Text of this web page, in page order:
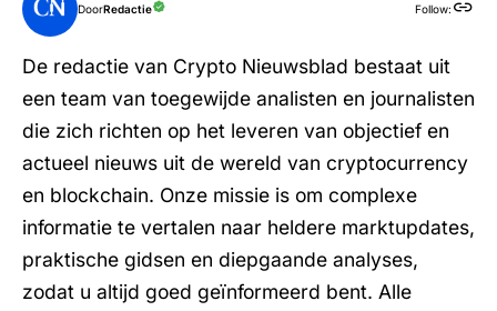
DoorRedactie Follow:
De redactie van Crypto Nieuwsblad bestaat uit
een team van toegewijde analisten en journalisten
die zich richten op het leveren van objectief en
actueel nieuws uit de wereld van cryptocurrency
en blockchain. Onze missie is om complexe
informatie te vertalen naar heldere marktupdates,
praktische gidsen en diepgaande analyses,
zodat u altijd goed geïnformeerd bent. Alle